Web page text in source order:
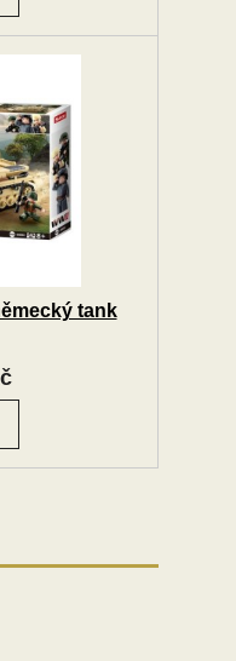
tank